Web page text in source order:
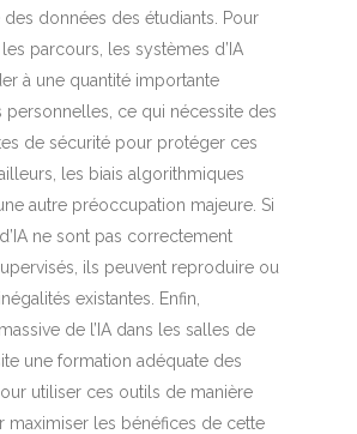
données des étudiants. Pour
parcours, les systèmes d’IA
à une quantité importante
personnelles, ce qui nécessite des
de sécurité pour protéger ces
les biais algorithmiques
autre préoccupation majeure. Si
ne sont pas correctement
ils peuvent reproduire ou
existantes. Enfin,
de l’IA dans les salles de
une formation adéquate des
utiliser ces outils de manière
maximiser les bénéfices de cette